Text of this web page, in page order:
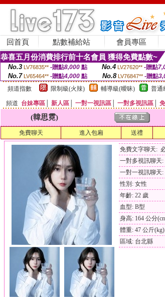
回首頁 點數補給站 會員專區
恭喜五月份消費排行前十名會員 獲得免費點數~
No.3 LV76835** -贈點8,000點 No.4 LV27620** -贈點
No.7 LV65464** -贈點4,000 點 No.8 LV76847** -贈點
頻道指數
限制級(火辣) 輔導級(曖昧) 普通
頻道 台妹專區 新人區 一對一視訊區 一對多視訊區
(韓思霓)
免費聊天 進入包廂 送禮
免費文字聊天:
一對多視訊聊天:
一對一視訊聊天:
性別: 女性
年齡: 22 歲
血型: B型
身高: 164 公分
體重: 47 公斤(kg)
區域: 台北縣